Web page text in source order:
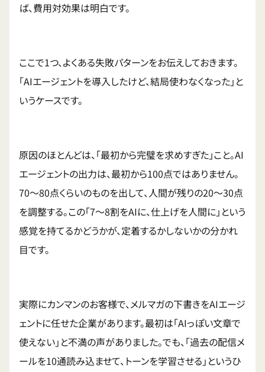
ば、費用対効果は明白です。
ここで1つ、よくある失敗パターンをお伝えしておきます。
「AIエージェントを導入したけど、結局使わなくなった」と
いうケースです。
原因のほとんどは、「最初から完璧を求めすぎた」こと。AI
エージェントの出力は、最初から100点ではありません。
70〜80点くらいのものを出して、人間が残りの20〜30点
を調整する。この「7〜8割をAIに、仕上げを人間に」という
感覚を持てるかどうかが、定着するかしないかの分かれ
目です。
実際にカンマンのお客様で、メルマガの下書きをAIエージ
ェントに任せた企業があります。最初は「AIっぽい文章で
使えない」と不満の声がありました。でも、「過去の配信メ
ールを10通読み込ませて、トーンを学習させる」というひ